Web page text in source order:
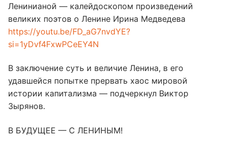
Ленинианой — калейдоскопом произведений
великих поэтов о Ленине Ирина Медведева
https://youtu.be/FD_aG7nvdYE?
si=1yDvf4FxwPCeEY4N
В заключение суть и величие Ленина, в его
удавшейся попытке прервать хаос мировой
истории капитализма — подчеркнул Виктор
Зырянов.
В БУДУЩЕЕ — С ЛЕНИНЫМ!